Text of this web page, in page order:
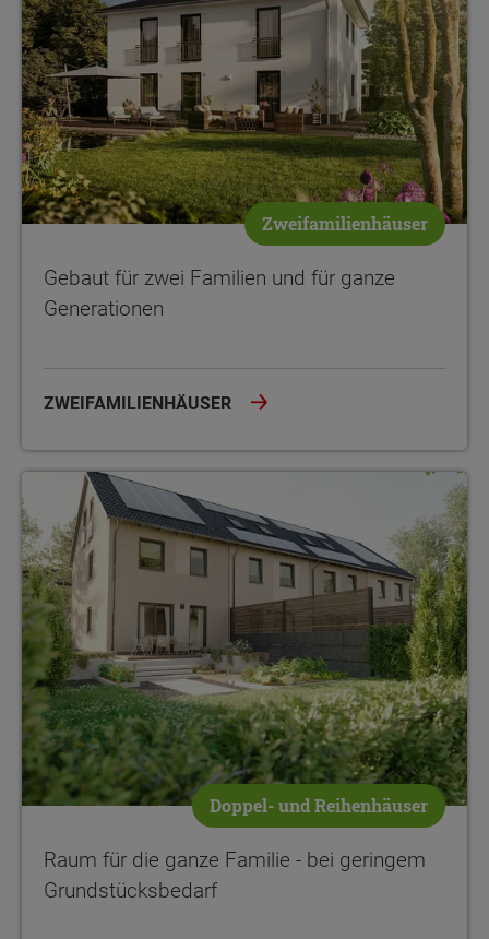
Zweifamilienhäuser
Gebaut für zwei Familien und für ganze
Generationen
ZWEIFAMILIENHÄUSER
Raum für die ganze Familie - bei geringem Grundstücksbedarf
Doppel- und Reihenhäuser
Raum für die ganze Familie - bei geringem
Grundstücksbedarf